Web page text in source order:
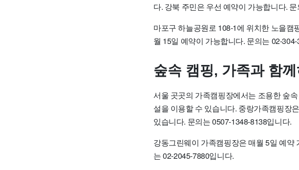
다. 강북 주민은 우선 예약이 가능합니다.
마포구 하늘공원로 108-1에 위치한 노을
월 15일 예약이 가능합니다. 문의는 02-
숲속 캠핑, 가족과 함
서울 곳곳의 가족캠핑장에서는 조용한 숲
설을 이용할 수 있습니다. 중랑가족캠핑장
있습니다. 문의는 0507-1348-8138입니다.
강동그린웨이 가족캠핑장은 매월 5일 예약
는 02-2045-7880입니다.